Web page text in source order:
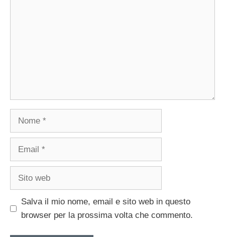
Nome
Email
Sito
Salva il mio nome, email e sito web in questo
browser per la prossima volta che commento.